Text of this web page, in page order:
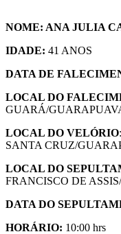
NOME: ANA JULIA
IDADE: 41 ANOS
DATA DE
LOCAL DO
GUARÁ/
LOCAL DO VELÓRIO
SANTA CRUZ/
LOCAL DO
FRANCISCO DE
DATA DO
HORÁRIO: 10:00 hrs